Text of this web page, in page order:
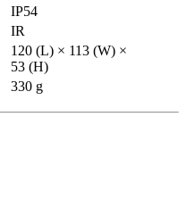
IP54
IR
120 (L) × 113 (W) ×
53 (H)
330 g